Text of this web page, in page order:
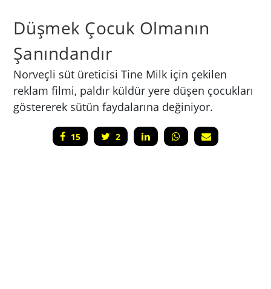
Düşmek Çocuk Olmanın
Şanındandır
Norveçli süt üreticisi Tine Milk için çekilen
reklam filmi, paldır küldür yere düşen çocukları
göstererek sütün faydalarına değiniyor.
15 2